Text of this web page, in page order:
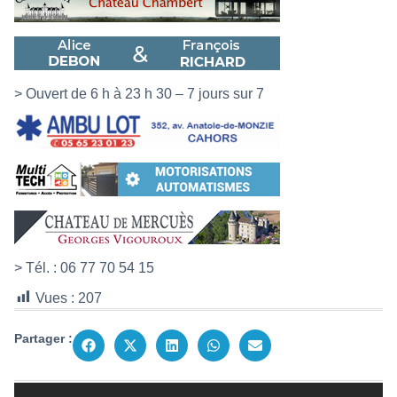
> Ouvert de 6 h à 23 h 30 – 7 jours sur 7
> Tél. : 06 77 70 54 15
Vues : 207
Partager :